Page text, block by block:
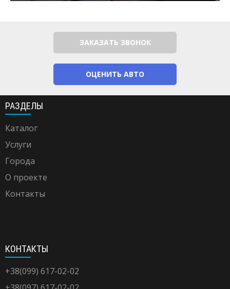
ЗАКАЗАТЬ ЗВОНОК
ОЦЕНИТЬ АВТО
РАЗДЕЛЫ
Каталог
Услуги
Города
О проекте
Контакты
КОНТАКТЫ
+38(099) 617-02-02